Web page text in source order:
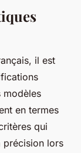
il est
modèles
en termes
qui
précision lors